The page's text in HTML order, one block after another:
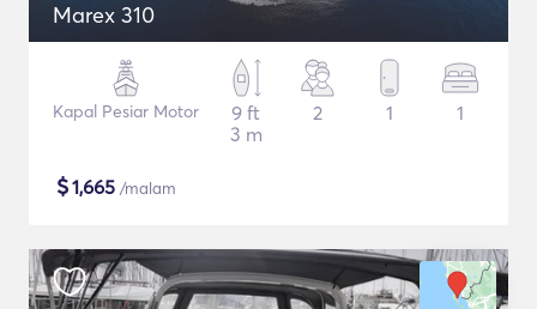
Marex 310
Kapal Pesiar Motor
9 ft
3 m
2 1 1
$1,665 /malam